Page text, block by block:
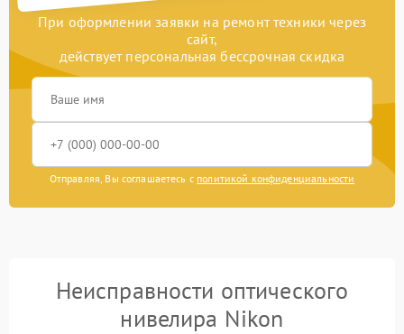
При оформлении заявки на ремонт техники через
сайт,
действует персональная бессрочная скидка
Отправляя, Вы соглашаетесь с политикой конфиденциальности
Неисправности оптического
нивелира Nikon